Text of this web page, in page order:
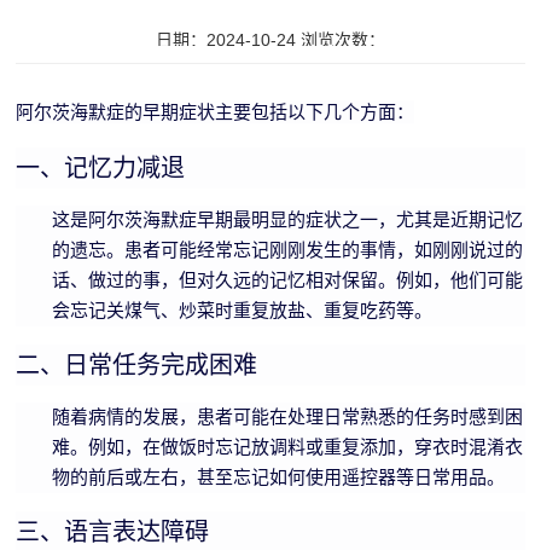
斜
视
知
脑视
觉训
（机
构）
脑视
觉训
献
&
案
例
眼
脑
合
训
程
登
录
管
日期：2024-10-24 浏览次数：
阿尔茨海默症的早期症状主要包括以下几个方面：
一、记忆力减退
这是阿尔茨海默症早期最明显的症状之一，尤其是近期记忆
的遗忘。患者可能经常忘记刚刚发生的事情，如刚刚说过的
话、做过的事，但对久远的记忆相对保留。例如，他们可能
会忘记关煤气、炒菜时重复放盐、重复吃药等。
二、日常任务完成困难
随着病情的发展，患者可能在处理日常熟悉的任务时感到困
难。例如，在做饭时忘记放调料或重复添加，穿衣时混淆衣
物的前后或左右，甚至忘记如何使用遥控器等日常用品。
三、语言表达障碍